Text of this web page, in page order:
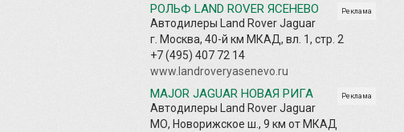
Реклама
РОЛЬФ LAND ROVER ЯСЕНЕВО
Автодилеры Land Rover Jaguar
г. Москва, 40-й км МКАД, вл. 1, стр. 2
+7 (495) 407 72 14
www.landroveryasenevo.ru
Реклама
MAJOR JAGUAR НОВАЯ РИГА
Автодилеры Land Rover Jaguar
МО, Новорижское ш., 9 км от МКАД